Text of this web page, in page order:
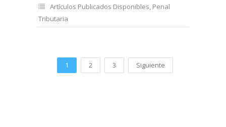
Artículos Publicados Disponibles, Penal
Tributaria
1 2 3 Siguiente